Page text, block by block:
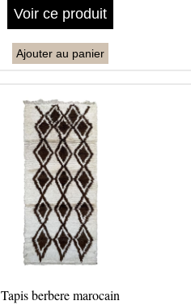
Voir ce produit
Ajouter au panier
Tapis berbere marocain